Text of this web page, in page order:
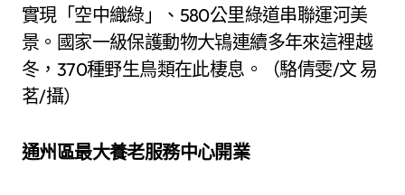
實現「空中織綠」、580公里綠道串聯運河美
景。國家一級保護動物大鴇連續多年來這裡越
冬，370種野生鳥類在此棲息。（駱倩雯/文 易
茗/攝）
通州區最大養老服務中心開業